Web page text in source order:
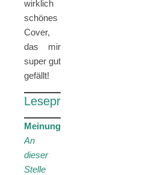
wirklich
schönes
Cover,
das mir
super gut
gefällt!
Leseprobe
Meinung:
An
dieser
Stelle